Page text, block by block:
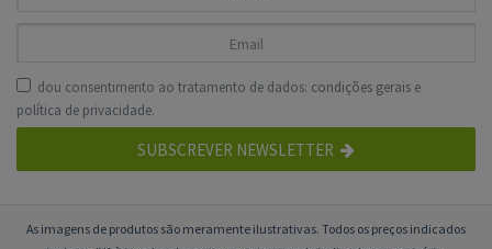
dou consentimento ao tratamento de dados: condições gerais e
política de privacidade.
SUBSCREVER NEWSLETTER
As imagens de produtos são meramente ilustrativas. Todos os preços indicados